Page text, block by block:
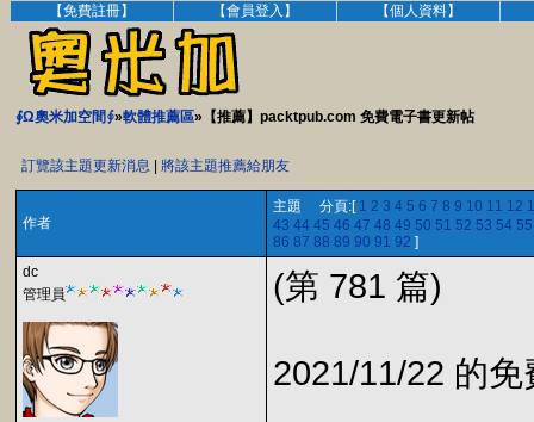
【免費註冊】 【會員登入】 【個人資料】
∮Ω奧米加空間∮»軟體推薦區»【推薦】packtpub.com 免費電子書更新帖
訂覽該主題更新消息 將該主題推薦給朋友
作者
主題 分頁:[ 1 2 3 4 5 6 7 8 9 10 11 12
43 44 45 46 47 48 49 50 51 52 53 54 55
86 87 88 89 90 91 92 ]
dc
管理員
(第 781 篇)
2021/11/22 的